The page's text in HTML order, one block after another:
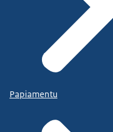
Papiamentu